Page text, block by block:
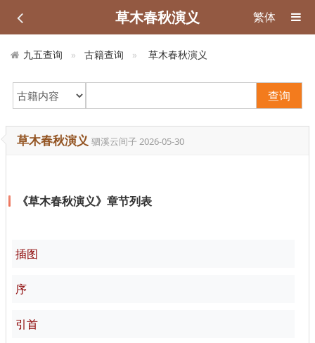
草木春秋演义 繁体
九五查询 古籍查询 草木春秋演义
查询
草木春秋演义 驷溪云间子 2026-05-30
《草木春秋演义》章节列表
插图
序
引首